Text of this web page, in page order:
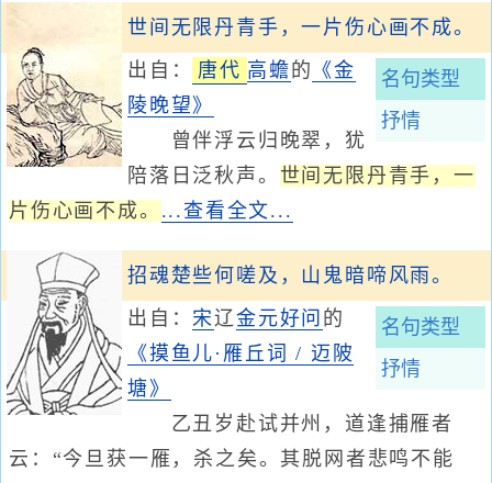
世间无限丹青手，一片伤心画不成。
名句类型
抒情
出自： 唐代 高蟾 的 《金
陵晚望》
曾伴浮云归晚翠，犹
陪落日泛秋声。 世间无限丹青手，一
片伤心画不成。 ...查看全文...
招魂楚些何嗟及，山鬼暗啼风雨。
名句类型
抒情
出自：宋辽金元好问 的
《摸鱼儿·雁丘词 / 迈陂
塘》
乙丑岁赴试并州，道逢捕雁者
云：“今旦获一雁，杀之矣。其脱网者悲鸣不能